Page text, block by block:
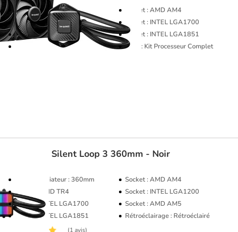
Format Radiateur : 360mm
Socket : AMD AM4
Socket : INTEL LGA1200
Socket : INTEL LGA1700
Socket : AMD AM5
Socket : INTEL LGA1851
Rétroéclairage : Non rétroéclairé
Type : Kit Processeur Complet
Silent Loop 3 360mm - Noir
Format Radiateur : 360mm
Socket : AMD AM4
Socket : AMD TR4
Socket : INTEL LGA1200
Socket : INTEL LGA1700
Socket : AMD AM5
Socket : INTEL LGA1851
Rétroéclairage : Rétroéclairé
(1 avis)